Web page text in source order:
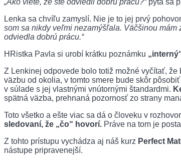
„Ako viete, že ste odviedli dobrú prácu?“pýta sa
Lenka sa chvíľu zamyslí. Nie je to jej prvý
som sa nikdy veľmi nezamýšľala. Väčšinou
odviedla dobrú prácu.“
HRistka Pavla si urobí krátku poznámku
Z Lenkinej odpovede bolo totiž možné vyčítať, že
väzbu od okolia, v tomto smere bude skôr
v súlade s jej vlastnými vnútornými štandardmi.
spätná väzba, prehnaná pozornosť zo strany
Toto všetko a ešte viac sa dá o človeku v
sledovaní, že „čo“ hovorí. Práve na tom je
Z tohto prístupu vychádza aj náš kurz Perfect
nástupe pripravenejší.